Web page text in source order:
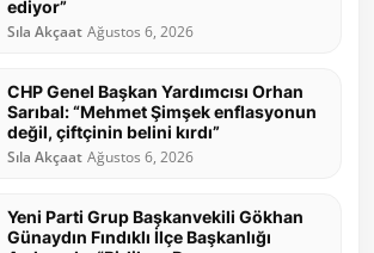
ediyor”
Sıla Akçaat Ağustos 6, 2026
CHP Genel Başkan Yardımcısı Orhan
Sarıbal: “Mehmet Şimşek enflasyonun
değil, çiftçinin belini kırdı”
Sıla Akçaat Ağustos 6, 2026
Yeni Parti Grup Başkanvekili Gökhan
Günaydın Fındıklı İlçe Başkanlığı